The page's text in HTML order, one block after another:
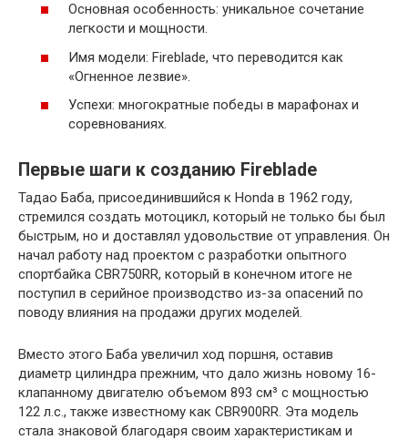
Основная особенность: уникальное сочетание
легкости и мощности.
Имя модели: Fireblade, что переводится как
«Огненное лезвие».
Успехи: многократные победы в марафонах и
соревнованиях.
Первые шаги к созданию Fireblade
Тадао Баба, присоединившийся к Honda в 1962 году,
стремился создать мотоцикл, который не только бы был
быстрым, но и доставлял удовольствие от управления. Он
начал работу над проектом с разработки опытного
спортбайка CBR750RR, который в конечном итоге не
поступил в серийное производство из-за опасений по
поводу влияния на продажи других моделей.
Вместо этого Баба увеличил ход поршня, оставив
диаметр цилиндра прежним, что дало жизнь новому 16-
клапанному двигателю объемом 893 см³ с мощностью
122 л.с., также известному как CBR900RR. Эта модель
стала знаковой благодаря своим характеристикам и